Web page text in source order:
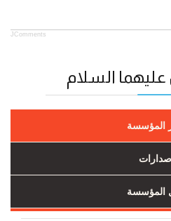
JComments
السلام
المؤسسة
إصدارات
المؤسسة